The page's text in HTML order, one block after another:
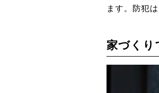
ます。防犯
家づくり